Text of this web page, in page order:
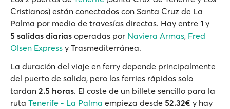
Cristianos) están conectados con Santa Cruz de La
Palma por medio de travesías directas. Hay entre 1 y
5 salidas diarias operadas por Naviera Armas, Fred
Olsen Express y Trasmediterránea.
La duración del viaje en ferry depende principalmente
del puerto de salida, pero los ferries rápidos solo
tardan 2.5 horas. El coste de un billete sencillo para la
ruta Tenerife - La Palma empieza desde 52.32€ y hay